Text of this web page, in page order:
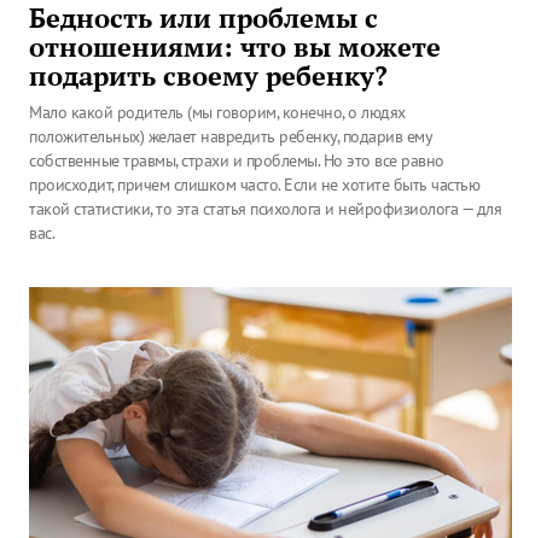
Бедность или проблемы с
отношениями: что вы можете
подарить своему ребенку?
Мало какой родитель (мы говорим, конечно, о людях
положительных) желает навредить ребенку, подарив ему
собственные травмы, страхи и проблемы. Но это все равно
происходит, причем слишком часто. Если не хотите быть частью
такой статистики, то эта статья психолога и нейрофизиолога — для
вас.